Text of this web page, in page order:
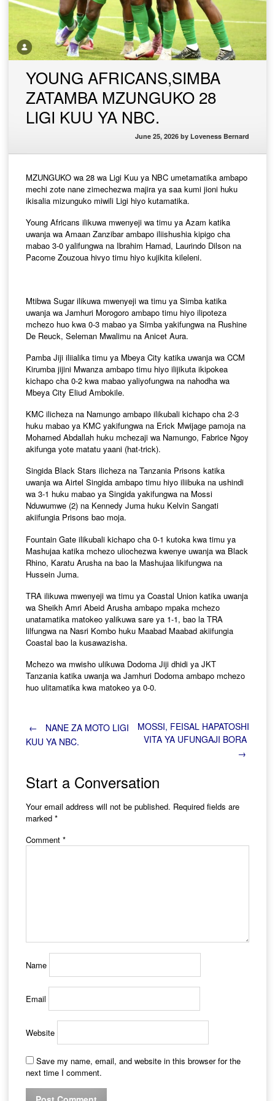
YOUNG AFRICANS,SIMBA
ZATAMBA MZUNGUKO 28
LIGI KUU YA NBC.
June 25, 2026 by Loveness Bernard
MZUNGUKO wa 28 wa Ligi Kuu ya NBC umetamatika ambapo
mechi zote nane zimechezwa majira ya saa kumi jioni huku
ikisalia mizunguko miwili Ligi hiyo kutamatika.
Young Africans ilikuwa mwenyeji wa timu ya Azam katika
uwanja wa Amaan Zanzibar ambapo iliishushia kipigo cha
mabao 3-0 yalifungwa na Ibrahim Hamad, Laurindo Dilson na
Pacome Zouzoua hivyo timu hiyo kujikita kileleni.
Mtibwa Sugar ilikuwa mwenyeji wa timu ya Simba katika
uwanja wa Jamhuri Morogoro ambapo timu hiyo ilipoteza
mchezo huo kwa 0-3 mabao ya Simba yakifungwa na Rushine
De Reuck, Seleman Mwalimu na Anicet Aura.
Pamba Jiji iliialika timu ya Mbeya City katika uwanja wa CCM
Kirumba jijini Mwanza ambapo timu hiyo ilijikuta ikipokea
kichapo cha 0-2 kwa mabao yaliyofungwa na nahodha wa
Mbeya City Eliud Ambokile.
KMC ilicheza na Namungo ambapo ilikubali kichapo cha 2-3
huku mabao ya KMC yakifungwa na Erick Mwijage pamoja na
Mohamed Abdallah huku mchezaji wa Namungo, Fabrice Ngoy
akifunga yote matatu yaani (hat-trick).
Singida Black Stars ilicheza na Tanzania Prisons katika
uwanja wa Airtel Singida ambapo timu hiyo iliibuka na ushindi
wa 3-1 huku mabao ya Singida yakifungwa na Mossi
Nduwumwe (2) na Kennedy Juma huku Kelvin Sangati
akiifungia Prisons bao moja.
Fountain Gate ilikubali kichapo cha 0-1 kutoka kwa timu ya
Mashujaa katika mchezo uliochezwa kwenye uwanja wa Black
Rhino, Karatu Arusha na bao la Mashujaa likifungwa na
Hussein Juma.
TRA ilikuwa mwenyeji wa timu ya Coastal Union katika uwanja
wa Sheikh Amri Abeid Arusha ambapo mpaka mchezo
unatamatika matokeo yalikuwa sare ya 1-1, bao la TRA
lilfungwa na Nasri Kombo huku Maabad Maabad akiifungia
Coastal bao la kusawazisha.
Mchezo wa mwisho ulikuwa Dodoma Jiji dhidi ya JKT
Tanzania katika uwanja wa Jamhuri Dodoma ambapo mchezo
huo ulitamatika kwa matokeo ya 0-0.
Post
navigation
←
NANE ZA MOTO LIGI
KUU YA NBC.
MOSSI, FEISAL HAPATOSHI
VITA YA UFUNGAJI BORA
→
Start a Conversation
Your email address will not be published. Required fields are
marked *
Comment *
Name
Email
Website
Save my name, email, and website in this browser for the
next time I comment.